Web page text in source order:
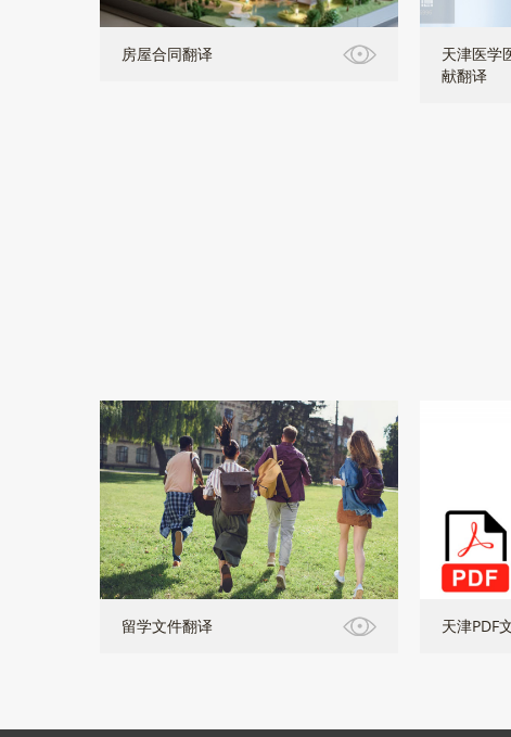
房屋合同翻译
天津医学
献翻译
留学文件翻译 天津PDF